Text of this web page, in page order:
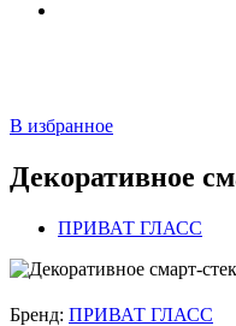
В избранное
Декоративное
ПРИВАТ ГЛАСС
Бренд: ПРИВАТ ГЛАСС